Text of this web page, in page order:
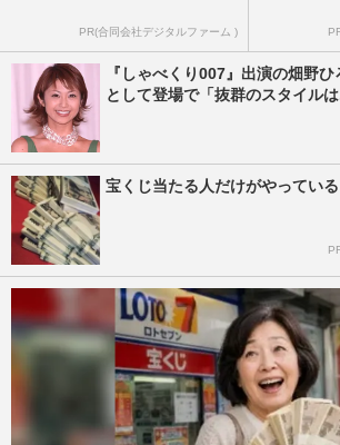
PR(合同会社デジタルファーム )
『しゃべくり007』出演の畑野
として登場で「抜群のスタイル
宝くじ当たる人だけがやってい